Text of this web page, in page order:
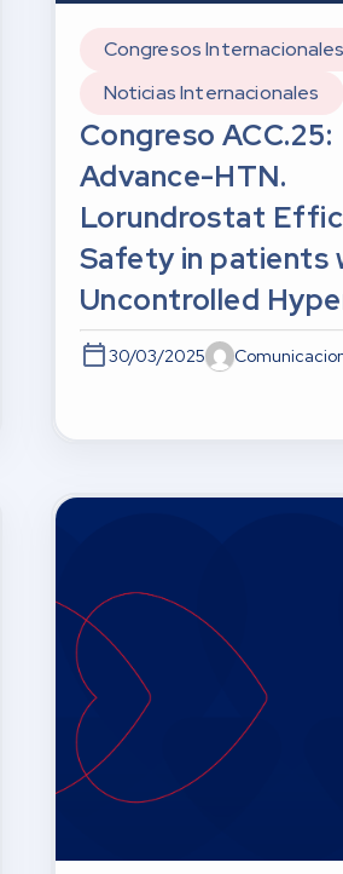
Congresos Internacionales
Noticias Internacionales
Congreso ACC.25:
Advance-HTN.
Lorundrostat
Safety in patients
Uncontrolled
30/03/2025